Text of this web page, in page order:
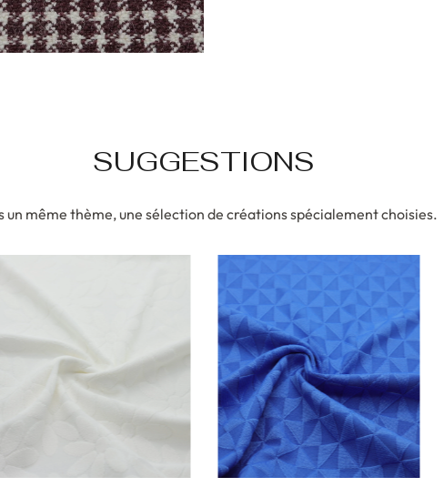
SUGGESTIONS
un même thème, une sélection de créations spécialement choisies.